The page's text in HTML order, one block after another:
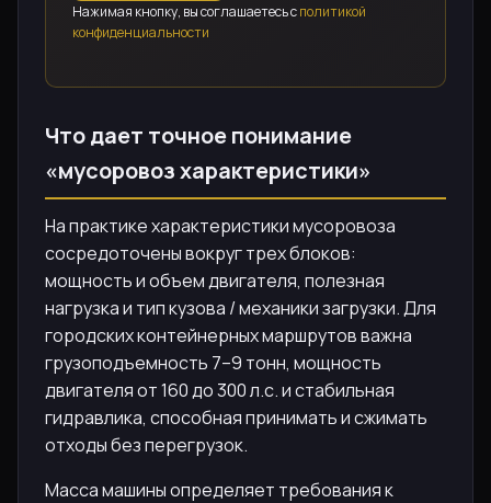
Нажимая кнопку, вы соглашаетесь сполитикой
конфиденциальности
Что дает точное понимание
«мусоровоз характеристики»
На практике характеристики мусоровоза
сосредоточены вокруг трех блоков:
мощность и объем двигателя, полезная
нагрузка и тип кузова / механики загрузки. Для
городских контейнерных маршрутов важна
грузоподъемность 7–9 тонн, мощность
двигателя от 160 до 300 л.с. и стабильная
гидравлика, способная принимать и сжимать
отходы без перегрузок.
Масса машины определяет требования к